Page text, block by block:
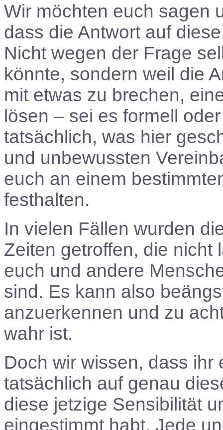
Wir möchten euch sagen
dass die Antwort auf
Nicht wegen der Frage
könnte, sondern weil die
mit etwas zu brechen,
lösen – sei es formell
tatsächlich, was hier
und unbewussten
euch an einem
festhalten.
In vielen Fällen wurden
Zeiten getroffen, die nicht
euch und andere
sind. Es kann also
anzuerkennen und zu
wahr ist.
Doch wir wissen, dass
tatsächlich auf genau
diese jetzige Sensibilität
eingestimmt habt. Jede